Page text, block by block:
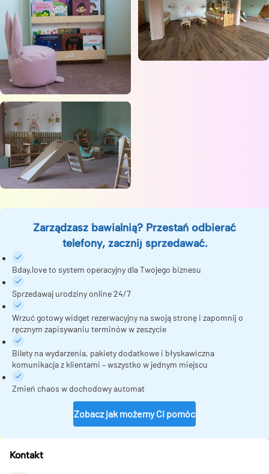
Zarządzasz bawialnią? Przestań odbierać
telefony, zacznij sprzedawać.
Bday.love to system operacyjny dla Twojego biznesu
Sprzedawaj urodziny online 24/7
Wrzuć gotowy widget rezerwacyjny na swoją stronę i zapomnij o
ręcznym zapisywaniu terminów w zeszycie
Bilety na wydarzenia, pakiety dodatkowe i błyskawiczna
komunikacja z klientami – wszystko w jednym miejscu
Zmień chaos w dochodowy automat
Zobacz jak możemy Ci pomóc
Kontakt